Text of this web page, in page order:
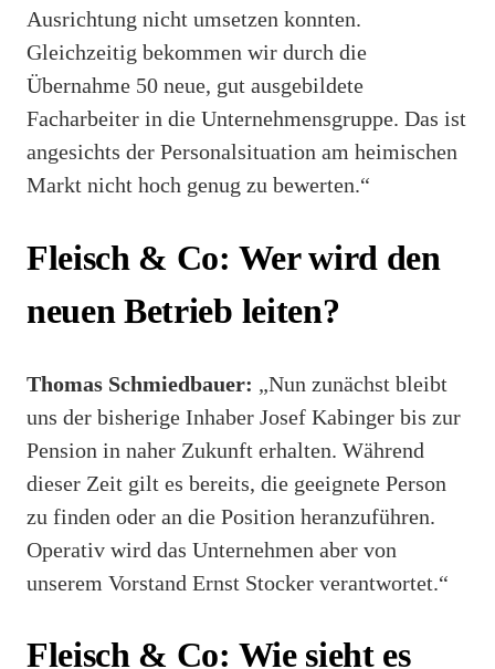
Ausrichtung nicht umsetzen konnten.
Gleichzeitig bekommen wir durch die
Übernahme 50 neue, gut ausgebildete
Facharbeiter in die Unternehmensgruppe. Das ist
angesichts der Personalsituation am heimischen
Markt nicht hoch genug zu bewerten.“
Fleisch & Co: Wer wird den
neuen Betrieb leiten?
Thomas Schmiedbauer: „Nun zunächst bleibt
uns der bisherige Inhaber Josef Kabinger bis zur
Pension in naher Zukunft erhalten. Während
dieser Zeit gilt es bereits, die geeignete Person
zu finden oder an die Position heranzuführen.
Operativ wird das Unternehmen aber von
unserem Vorstand Ernst Stocker verantwortet.“
Fleisch & Co: Wie sieht es